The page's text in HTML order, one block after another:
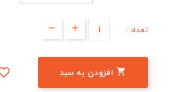
تعداد :
 افزودن به سبد